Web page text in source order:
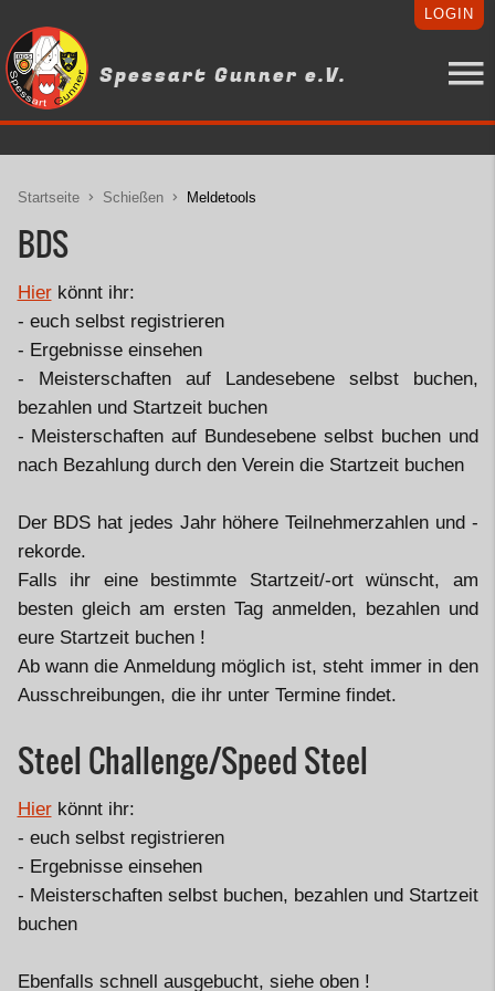
Spessart Gunner e.V.
LOGIN
Startseite Schießen Meldetools
BDS
Hierkönnt ihr:
- euch selbst registrieren
- Ergebnisse einsehen
- Meisterschaften auf Landesebene selbst buchen,
bezahlen und Startzeit buchen
- Meisterschaften auf Bundesebene selbst buchen und
nach Bezahlung durch den Verein die Startzeit buchen
Der BDS hat jedes Jahr höhere Teilnehmerzahlen und -
rekorde.
Falls ihr eine bestimmte Startzeit/-ort wünscht, am
besten gleich am ersten Tag anmelden, bezahlen und
eure Startzeit buchen !
Ab wann die Anmeldung möglich ist, steht immer in den
Ausschreibungen, die ihr unter Termine findet.
Steel Challenge/Speed Steel
Hierkönnt ihr:
- euch selbst registrieren
- Ergebnisse einsehen
- Meisterschaften selbst buchen, bezahlen und Startzeit
buchen
Ebenfalls schnell ausgebucht, siehe oben !